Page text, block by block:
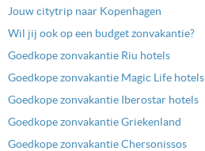
Jouw citytrip naar Kopenhagen
Wil jij ook op een budget zonvakantie?
Goedkope zonvakantie Riu hotels
Goedkope zonvakantie Magic Life hotels
Goedkope zonvakantie Iberostar hotels
Goedkope zonvakantie Griekenland
Goedkope zonvakantie Chersonissos